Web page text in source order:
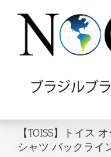
【TOISS】トイス
シャツ バックライ